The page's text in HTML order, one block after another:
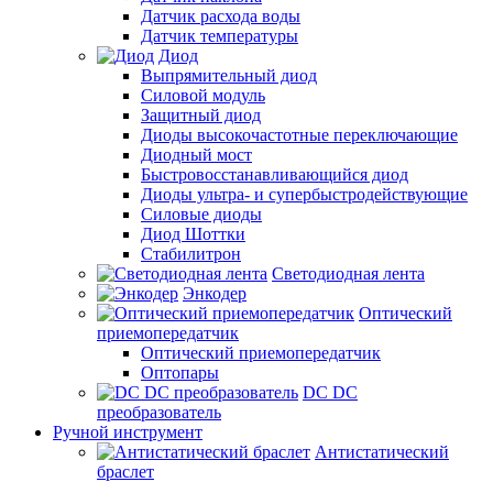
Датчик расхода воды
Датчик температуры
Диод
Выпрямительный диод
Силовой модуль
Защитный диод
Диоды высокочастотные переключающие
Диодный мост
Быстровосстанавливающийся диод
Диоды ультра- и супербыстродействующие
Силовые диоды
Диод Шоттки
Стабилитрон
Светодиодная лента
Энкодер
Оптический
приемопередатчик
Оптический приемопередатчик
Оптопары
DC DC
преобразователь
Ручной инструмент
Антистатический
браслет